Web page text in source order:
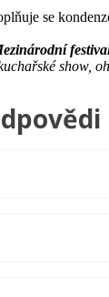
se
show,